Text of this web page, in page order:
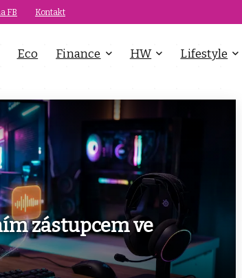
FB Kontakt
Eco Finance HW Lifestyle
zástupcem ve